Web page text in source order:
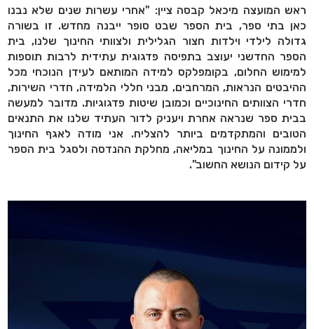
ראש המועצה מיכאל קבסה ציין: "אחרי עשרות שנים שלא נבנו
כאן בתי ספר, בית הספר שבט סופר ייבנה מחדש. זו בשורה
גדולה לילדי וילדות חצור הגלילית ולצוותי החינוך שלנו, בית
הספר החדשני יעוצב בתפיסה פדגוגית עתידית לרבות תוספות
למימוש החלום, בקומפלקס למידה המותאם לעידן הנוכחי מכל
ההיבטים הנראות, המרחבים, מבני חללי הלמידה, חדרי השירות,
חדרי הצוותים החינוכיים וכמובן שיטות פדגוגיות. מדובר למעשה
בבית ספר שנראה אחרת ויעניק לדור העתיד שלנו את התנאים
הטובים והמתקדמים ביותר להצליח. אני מודה לאגף החינוך
ולממונה על החינוך במליאה, מחלקת ההנדסה ולסגל בית הספר
על קידום הנושא החשוב".